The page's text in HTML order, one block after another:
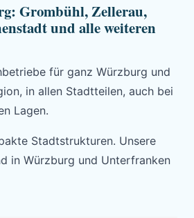
Grombühl, Zellerau,
und alle weiteren
für ganz Würzburg und
in allen Stadtteilen, auch bei
Lagen.
Stadtstrukturen. Unsere
in Würzburg und Unterfranken